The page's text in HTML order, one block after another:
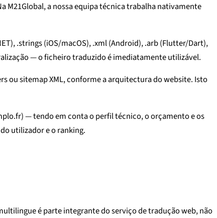
M21Global, a nossa equipa técnica trabalha nativamente
.strings (iOS/macOS), .xml (Android), .arb (Flutter/Dart),
— o ficheiro traduzido é imediatamente utilizável.
ou sitemap XML, conforme a arquitectura do website. Isto
— tendo em conta o perfil técnico, o orçamento e os
utilizador e o ranking.
é parte integrante do serviço de tradução web, não